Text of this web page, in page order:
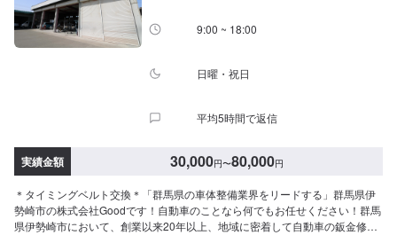
9:00 ~ 18:00
日曜・祝日
平均5時間で返信
実績金額 30,000円〜80,000円
＊タイミングベルト交換＊「群馬県の車体整備業界をリードする」群馬県伊
勢崎市の株式会社Goodです！自動車のことなら何でもお任せください！群馬
県伊勢崎市において、創業以来20年以上、地域に密着して自動車の鈑金修理